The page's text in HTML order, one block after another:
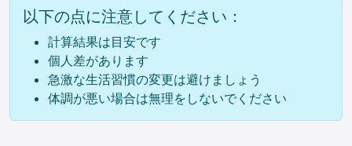
以下の点に注意してください：
計算結果は目安です
個人差があります
急激な生活習慣の変更は避けましょう
体調が悪い場合は無理をしないでください